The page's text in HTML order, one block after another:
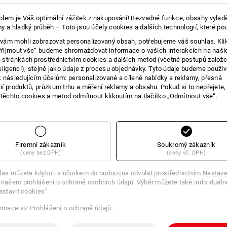
nebo neustálý pohyb:
z velmi pohodlného,
flexibilne zvládnou
Zvýšený pas vytvárí hezkou
patrí spousta pohybu.
Pracovní
Stejne
jako
+6 další vybavení +12 další vybavení
je Váš optimální zážitek z nakupování! Bezvadné funkce, obsahy
a hladký průběh – Toto jsou účely cookies a dalších technologií, které
mohli zobrazovat personalizovaný obsah, potřebujeme váš souhlas.
vše“ budeme shromažďovat informace o vašich interakcích na
stránkách prostřednictvím cookies a dalších metod (včetně postupů
stejně jako údaje z procesu objednávky. Tyto údaje budeme
následujícím účelům: personalizované a cílené nabídky a reklamy, přesná
produktů, průzkum trhu a měření reklamy a obsahu. Pokud si to
cookies a metod odmítnout kliknutím na tlačítko „Odmítnout vše“.
Firemní zákazník
(ceny bez DPH)
Soukromý zákazník
(ceny vč. DPH)
můžete kdykoli s účinkem do budoucna odvolat prostřednictvím
našem prohlášení o ochraně osobních údajů. Výběr můžete také
cookies".
viz Prohlášení o ochraně údajů.